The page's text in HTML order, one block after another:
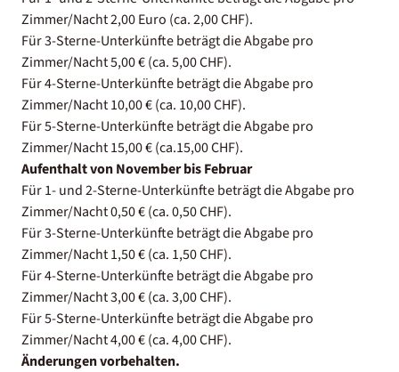
Zimmer/Nacht 2,00 Euro (ca. 2,00 CHF).
Für 3-Sterne-Unterkünfte beträgt die Abgabe pro
Zimmer/Nacht 5,00 € (ca. 5,00 CHF).
Für 4-Sterne-Unterkünfte beträgt die Abgabe pro
Zimmer/Nacht 10,00 € (ca. 10,00 CHF).
Für 5-Sterne-Unterkünfte beträgt die Abgabe pro
Zimmer/Nacht 15,00 € (ca.15,00 CHF).
Aufenthalt von November bis Februar
Für 1- und 2-Sterne-Unterkünfte beträgt die Abgabe pro
Zimmer/Nacht 0,50 € (ca. 0,50 CHF).
Für 3-Sterne-Unterkünfte beträgt die Abgabe pro
Zimmer/Nacht 1,50 € (ca. 1,50 CHF).
Für 4-Sterne-Unterkünfte beträgt die Abgabe pro
Zimmer/Nacht 3,00 € (ca. 3,00 CHF).
Für 5-Sterne-Unterkünfte beträgt die Abgabe pro
Zimmer/Nacht 4,00 € (ca. 4,00 CHF).
Änderungen vorbehalten.